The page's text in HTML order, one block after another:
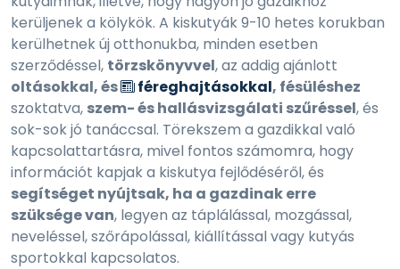
kerüljenek a kölykök. A kiskutyák 9-10 hetes korukban
kerülhetnek új otthonukba, minden esetben
szerződéssel, törzskönyvvel, az addig ajánlott
oltásokkal, és
féreghajtásokkal, fésüléshez
szoktatva, szem- és hallásvizsgálati szűréssel, és
sok-sok jó tanáccsal. Törekszem a gazdikkal való
kapcsolattartásra, mivel fontos számomra, hogy
információt kapjak a kiskutya fejlődéséről, és
segítséget nyújtsak, ha a gazdinak erre
szüksége van, legyen az táplálással, mozgással,
neveléssel, szőrápolással, kiállítással vagy kutyás
sportokkal kapcsolatos.